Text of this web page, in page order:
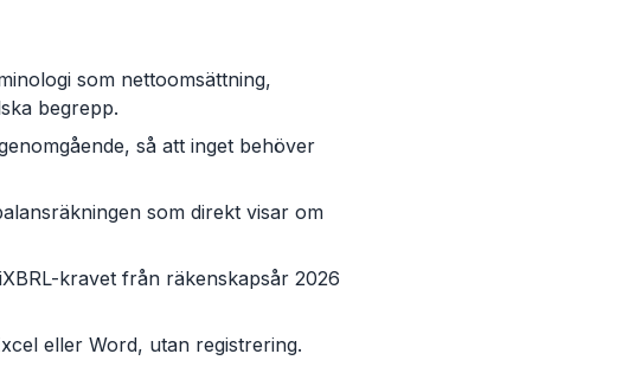
som nettoomsättning,
begrepp.
så att inget behöver
som direkt visar om
kravet från räkenskapsår 2026
eller Word, utan registrering.